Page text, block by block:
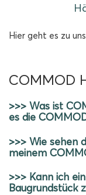
Hier geht es zu
COMMOD
>>> Was ist
es die
>>> Wie sehen
meinem
>>> Kann ich
Baugrundstück